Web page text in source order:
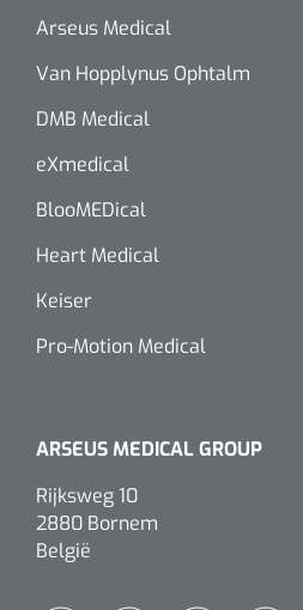
Arseus Medical
Van Hopplynus Ophtalm
DMB Medical
eXmedical
BlooMEDical
Heart Medical
Keiser
Pro-Motion Medical
ARSEUS MEDICAL GROUP
Rijksweg 10
2880 Bornem
België